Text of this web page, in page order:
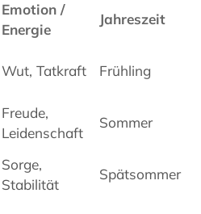
Emotion /
Energie
Jahreszeit
Wut, Tatkraft Frühling
Freude,
Leidenschaft
Sommer
Sorge,
Stabilität
Spätsommer